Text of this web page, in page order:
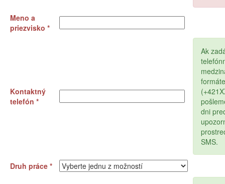
Meno a
priezvisko *
Kontaktný
telefón *
Ak
formáte
dni
SMS.
Druh práce *